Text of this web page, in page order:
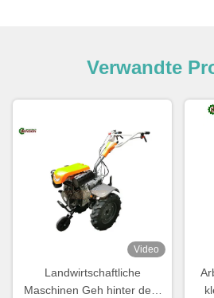
Verwandte
Video
Landwirtschaftliche
Maschinen Geh hinter dem